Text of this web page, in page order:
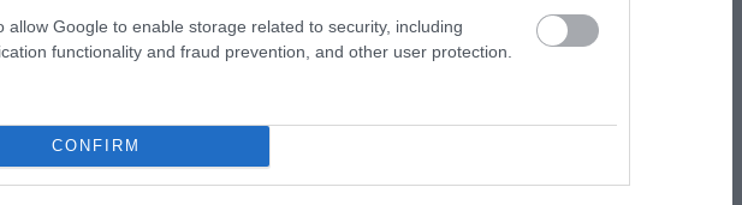
allow Google to enable storage related to security, including
functionality and fraud prevention, and other user protection.
CONFIRM